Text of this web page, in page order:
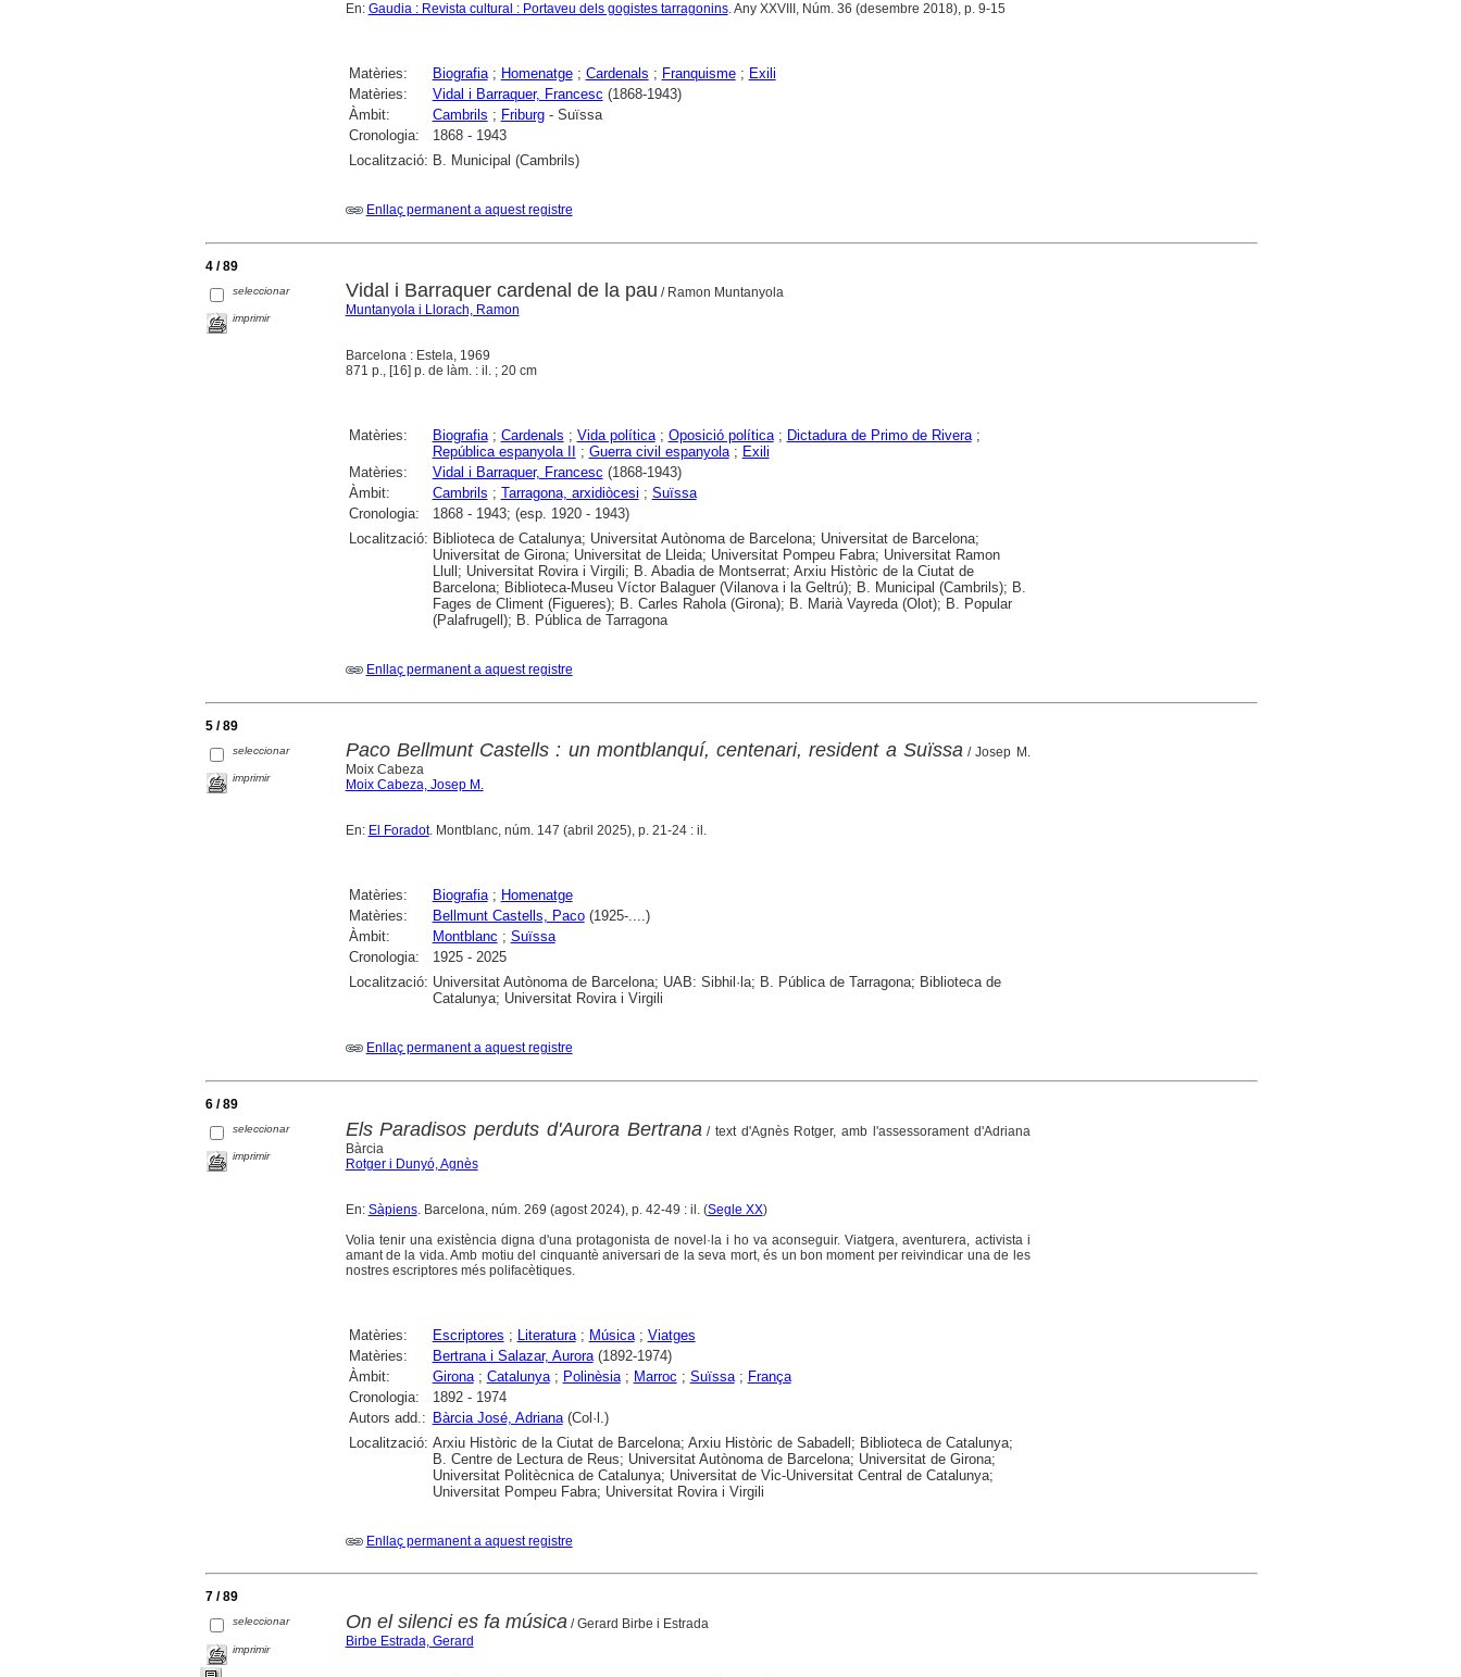
En: Gaudia : Revista cultural : Portaveu dels gogistes tarragonins. Any XXVIII, Núm. 36 (desembre 2018), p. 9-15
Matèries: Biografia; Homenatge; Cardenals ; Franquisme; Exili
Matèries:
Vidal i Barraquer, Francesc (1868-1943)
Àmbit:
Cambrils ; Friburg- Suïssa
Cronologia:
1868 - 1943
Localització: B. Municipal (Cambrils)
Enllaç permanent a aquest registre
4 / 89
seleccionar
imprimir
Vidal i Barraquer cardenal de la pau / Ramon Muntanyola
Muntanyola i Llorach, Ramon
Barcelona : Estela, 1969
871 p., [16] p. de làm. : il. ; 20 cm
Matèries: Biografia; Cardenals ; Vida política; Oposició política; Dictadura de Primo de Rivera;
República espanyola II
; Guerra civil espanyola; Exili
Matèries:
Vidal i Barraquer, Francesc (1868-1943)
Àmbit:
Cambrils ; Tarragona, arxidiòcesi ; Suïssa
Cronologia:
1868 - 1943; (esp. 1920 - 1943)
Localització: Biblioteca de Catalunya; Universitat Autònoma de Barcelona; Universitat de Barcelona;
Universitat de Girona; Universitat de Lleida; Universitat Pompeu Fabra; Universitat Ramon
Llull; Universitat Rovira i Virgili; B. Abadia de Montserrat; Arxiu Històric de la Ciutat de
Barcelona; Biblioteca-Museu Víctor Balaguer (Vilanova i la Geltrú); B. Municipal (Cambrils); B.
Fages de Climent (Figueres); B. Carles Rahola (Girona); B. Marià Vayreda (Olot); B. Popular
(Palafrugell); B. Pública de Tarragona
Enllaç permanent a aquest registre
5 / 89
seleccionar
imprimir
Paco Bellmunt Castells : un montblanquí, centenari, resident a Suïssa/ Josep M.
Moix Cabeza
Moix Cabeza, Josep M.
En: El Foradot. Montblanc, núm. 147 (abril 2025), p. 21-24 : il.
Matèries: Biografia; Homenatge
Matèries:
Bellmunt Castells, Paco(1925-....)
Àmbit:
Montblanc ; Suïssa
Cronologia:
1925 - 2025
Localització: Universitat Autònoma de Barcelona; UAB: Sibhil·la; B. Pública de Tarragona; Biblioteca de
Catalunya; Universitat Rovira i Virgili
Enllaç permanent a aquest registre
6 / 89
seleccionar
imprimir
Els Paradisos perduts d'Aurora Bertrana / text d'Agnès Rotger, amb l'assessorament d'Adriana
Bàrcia
Rotger i Dunyó, Agnès
En: Sàpiens. Barcelona, núm. 269 (agost 2024), p. 42-49 : il. (Segle XX)
Volia tenir una existència digna d'una protagonista de novel·la i ho va aconseguir. Viatgera, aventurera, activista i
amant de la vida. Amb motiu del cinquantè aniversari de la seva mort, és un bon moment per reivindicar una de les
nostres escriptores més polifacètiques.
Matèries: Escriptores ; Literatura; Música; Viatges
Matèries:
Bertrana i Salazar, Aurora(1892-1974)
Àmbit:
Girona; Catalunya; Polinèsia; Marroc ; Suïssa; França
Cronologia:
1892 - 1974
Autors add.: Bàrcia José, Adriana(Col·l.)
Localització: Arxiu Històric de la Ciutat de Barcelona; Arxiu Històric de Sabadell; Biblioteca de Catalunya;
B. Centre de Lectura de Reus; Universitat Autònoma de Barcelona; Universitat de Girona;
Universitat Politècnica de Catalunya; Universitat de Vic-Universitat Central de Catalunya;
Universitat Pompeu Fabra; Universitat Rovira i Virgili
Enllaç permanent a aquest registre
7 / 89
seleccionar
imprimir
On el silenci es fa música / Gerard Birbe i Estrada
Birbe Estrada, Gerard